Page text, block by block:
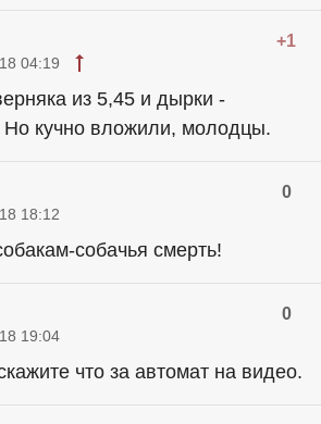
+1
04:19
из 5,45 и дырки -
Но кучно вложили, молодцы.
0
18:12
собачья смерть!
0
19:04
что за автомат на видео.